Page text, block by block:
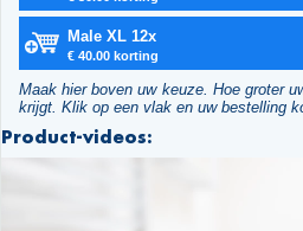
Male XL 12x
€ 40.00 korting
Maak hier boven uw keuze. Hoe groter
krijgt. Klik op een vlak en uw bestelling
Product-videos: